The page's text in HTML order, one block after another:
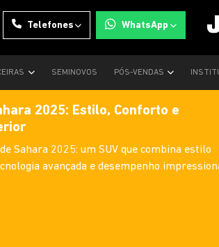
Telefones WhatsApp
SEMINOVOS PÓS-VENDAS
2025: Estilo, Conforto e
Sahara 2025: um SUV que combina estilo
avançada e desempenho